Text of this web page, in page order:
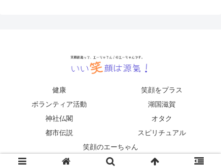
健康
笑顔をプラス
ボランティア活動
湖国滋賀
神社仏閣
オタク
都市伝説
スピリチュアル
笑顔のエーちゃん
© 2021 いい笑顔は源氣！.